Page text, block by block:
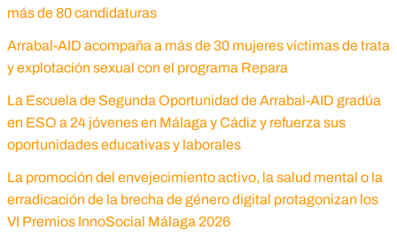
más de 80 candidaturas
Arrabal-AID acompaña a más de 30 mujeres víctimas de trata
y explotación sexual con el programa Repara
La Escuela de Segunda Oportunidad de Arrabal-AID gradúa
en ESO a 24 jóvenes en Málaga y Cádiz y refuerza sus
oportunidades educativas y laborales
La promoción del envejecimiento activo, la salud mental o la
erradicación de la brecha de género digital protagonizan los
VI Premios InnoSocial Málaga 2026